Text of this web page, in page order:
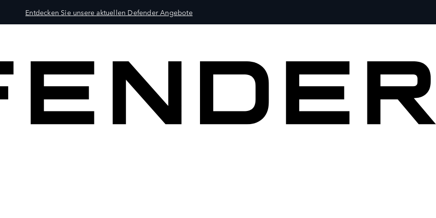
Entdecken Sie unsere aktuellen Defender Angebote